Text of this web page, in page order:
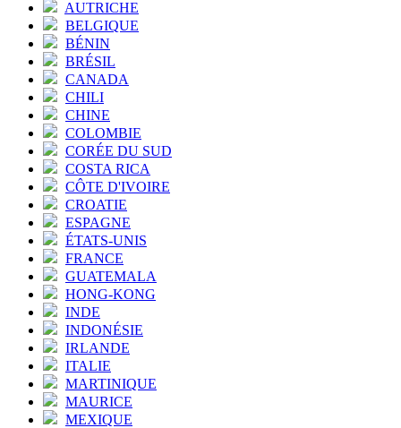
AUTRICHE
BELGIQUE
BÉNIN
BRÉSIL
CANADA
CHILI
CHINE
COLOMBIE
CORÉE DU SUD
COSTA RICA
CÔTE D'IVOIRE
CROATIE
ESPAGNE
ÉTATS-UNIS
FRANCE
GUATEMALA
HONG-KONG
INDE
INDONÉSIE
IRLANDE
ITALIE
MARTINIQUE
MAURICE
MEXIQUE